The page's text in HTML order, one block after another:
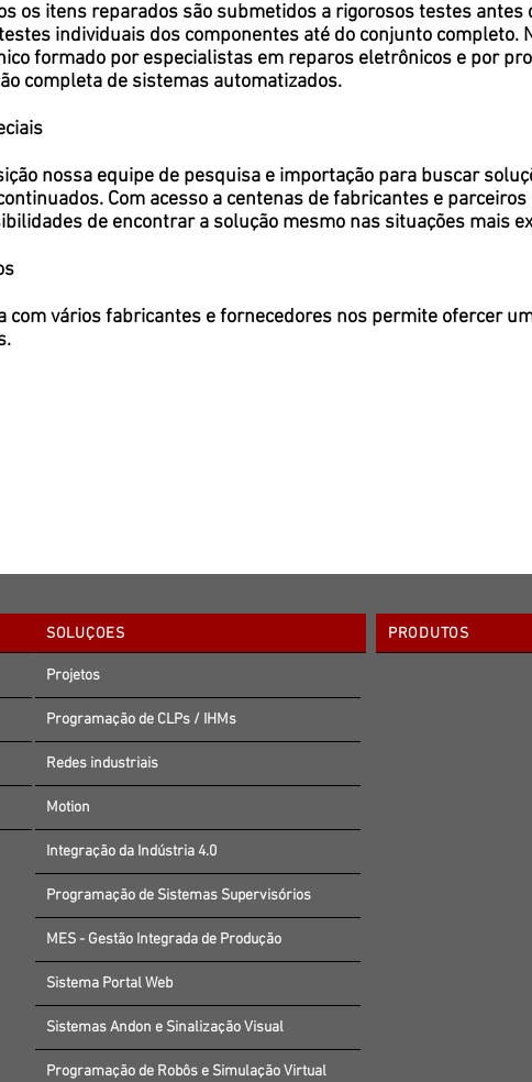
os itens reparados são submetidos a rigorosos testes
individuais dos componentes até do conjunto completo.
formado por especialistas em reparos eletrônicos e por
completa de sistemas automatizados.
nossa equipe de pesquisa e importação para buscar
Com acesso a centenas de fabricantes e
de encontrar a solução mesmo nas situações mais
com vários fabricantes e fornecedores nos permite ofercer
SOLUÇÕES
Projetos
Programação de CLPs / IHMs
Redes industriais
Motion
Integração da Indústria 4.0
Programação de Sistemas Supervisórios
MES - Gestão Integrada de Produção
Sistema Portal Web
Sistemas Andon e Sinalização Visual
Programação de Robôs e Simulação Virtual
PRODUTOS